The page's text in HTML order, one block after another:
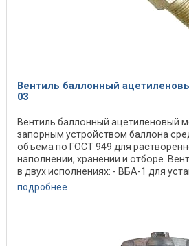
Вентиль баллонный
03
Вентиль баллонный ацетиленовый
запорным устройством баллона
объема по ГОСТ 949 для
наполнении, хранении и отборе.
в двух исполнениях: - ВБА-1 для
подробнее